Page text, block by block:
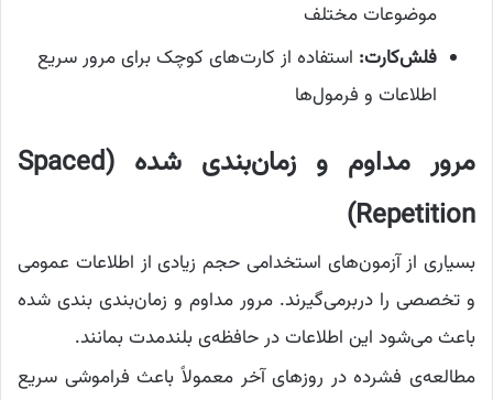
موضوعات مختلف
فلش‌کارت: استفاده از کارت‌های کوچک برای مرور سریع
اطلاعات و فرمول‌ها
مرور مداوم و زمان‌بندی شده (Spaced
Repetition)
بسیاری از آزمون‌های استخدامی حجم زیادی از اطلاعات عمومی
و تخصصی را دربرمی‌گیرند. مرور مداوم و زمان‌بندی بندی شده
باعث می‌شود این اطلاعات در حافظه‌ی بلندمدت بمانند.
مطالعه‌ی فشرده در روزهای آخر معمولاً باعث فراموشی سریع